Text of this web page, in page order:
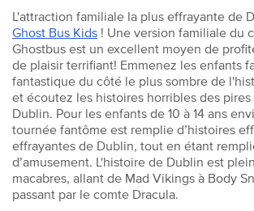
L'attraction familiale la plus effrayante de
Ghost Bus Kids ! Une version familiale du
Ghostbus est un excellent moyen de
de plaisir terrifiant! Emmenez les enfants
fantastique du côté le plus sombre de
et écoutez les histoires horribles des pires
Dublin. Pour les enfants de 10 à 14 ans
tournée fantôme est remplie d’histoires
effrayantes de Dublin, tout en étant
d’amusement. L'histoire de Dublin est
macabres, allant de Mad Vikings à Body
passant par le comte Dracula.